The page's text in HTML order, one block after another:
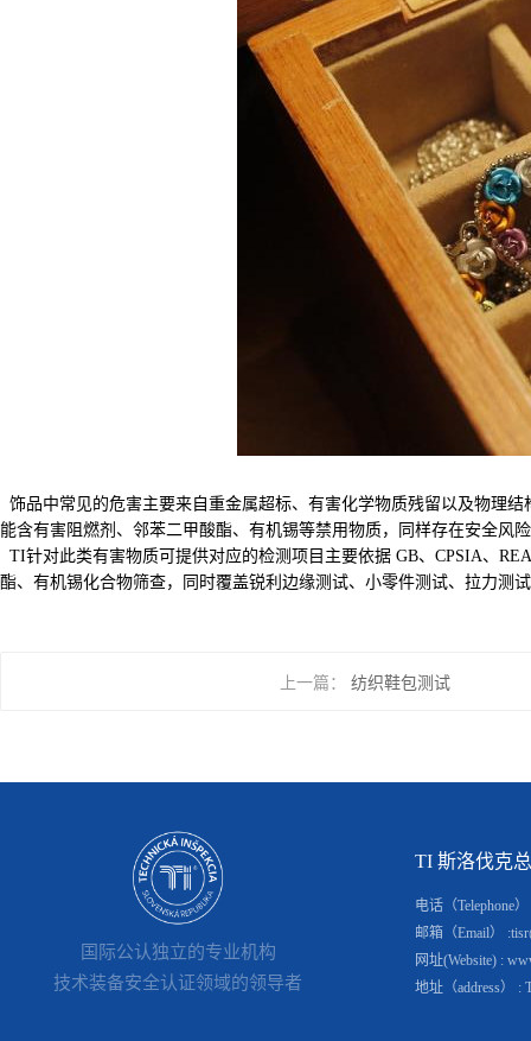
饰品中常见的危害主要来自重金属超标、有害化学物质残留以及物理
能含有害阻燃剂、邻苯二甲酸酯、有机锡等禁用物质，同样存在安全风
TI针对此类有害物质可提供对应的检测项目主要依据 GB、CPSIA、
酯、有机锡化合物筛查，同时覆盖锐利边缘测试、小零件测试、拉力测
上一篇： 纺织鞋包测试
国际公认独立的专业机构
技术装备安全认证领域的领导者
TI 斯洛伐克
电话（Telephone
邮箱（Email）
网址(Website) :
地址（address） :